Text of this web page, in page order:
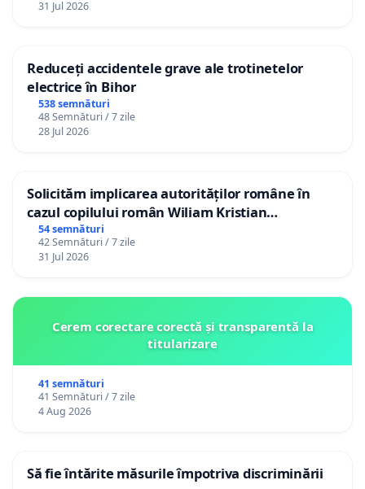
31 Jul 2026
Reduceți accidentele grave ale trotinetelor
electrice în Bihor
538 semnături
48 Semnături / 7 zile
28 Jul 2026
Solicităm implicarea autorităților române în
cazul copilului român Wiliam Kristian
Gheorghe, aflat în plasament în Danemarca de
12 ani
54 semnături
42 Semnături / 7 zile
31 Jul 2026
Cerem corectare corectă și transparentă la
titularizare
41 semnături
41 Semnături / 7 zile
4 Aug 2026
Să fie întărite măsurile împotriva discriminării